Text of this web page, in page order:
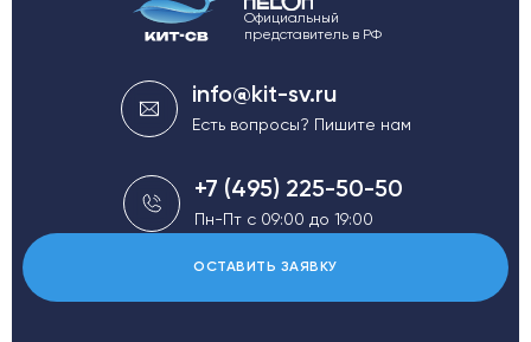
Официальный
представитель в РФ
info@kit-sv.ru
Есть вопросы? Пишите нам
+7 (495) 225-50-50
Пн-Пт с 09:00 до 19:00
ОСТАВИТЬ ЗАЯВКУ